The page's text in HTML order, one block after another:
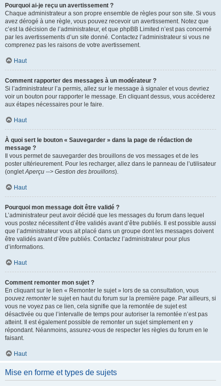
Pourquoi ai-je reçu un avertissement ?
Chaque administrateur a son propre ensemble de règles pour son site. Si vous
avez dérogé à une règle, vous pouvez recevoir un avertissement. Notez que
c’est la décision de l’administrateur, et que phpBB Limited n’est pas concerné
par les avertissements d’un site donné. Contactez l’administrateur si vous ne
comprenez pas les raisons de votre avertissement.
Haut
Comment rapporter des messages à un modérateur ?
Si l’administrateur l’a permis, allez sur le message à signaler et vous devriez
voir un bouton pour rapporter le message. En cliquant dessus, vous accéderez
aux étapes nécessaires pour le faire.
Haut
À quoi sert le bouton « Sauvegarder » dans la page de rédaction de
message ?
Il vous permet de sauvegarder des brouillons de vos messages et de les
poster ultérieurement. Pour les recharger, allez dans le panneau de l’utilisateur
(ongletAperçu --> Gestion des brouillons).
Haut
Pourquoi mon message doit être validé ?
L’administrateur peut avoir décidé que les messages du forum dans lequel
vous postez nécessitent d’être validés avant d’être publiés. Il est possible aussi
que l’administrateur vous ait placé dans un groupe dont les messages doivent
être validés avant d’être publiés. Contactez l’administrateur pour plus
d’informations.
Haut
Comment remonter mon sujet ?
En cliquant sur le lien « Remonter le sujet » lors de sa consultation, vous
pouvez remonterle sujet en haut du forum sur la première page. Par ailleurs, si
vous ne voyez pas ce lien, cela signifie que la remontée de sujet est
désactivée ou que l’intervalle de temps pour autoriser la remontée n’est pas
atteint. Il est également possible de remonter un sujet simplement en y
répondant. Néanmoins, assurez-vous de respecter les règles du forum en le
faisant.
Haut
Mise en forme et types de sujets